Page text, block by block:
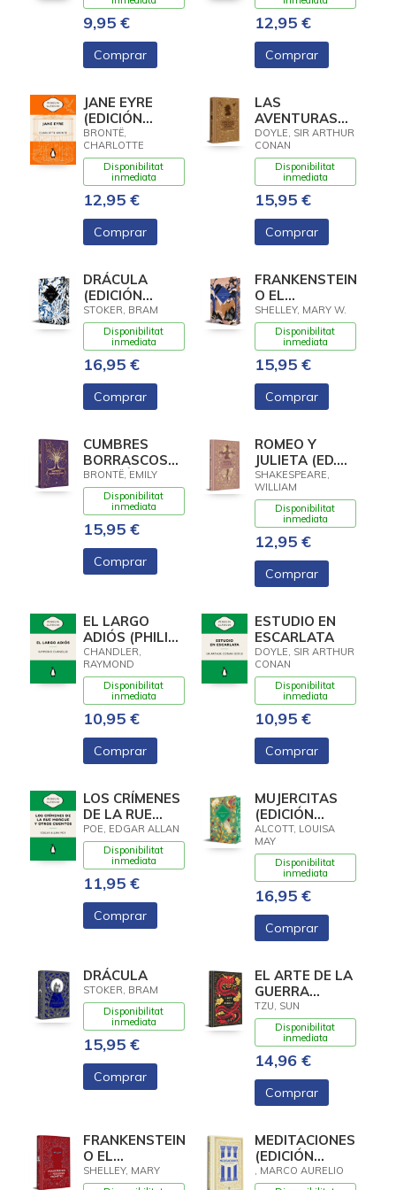
9,95 €
Comprar
CONMEMORATIVA)
12,95 €
Comprar
JANE EYRE
(EDICIÓN
CONMEMORATIVA)
BRONTË,
CHARLOTTE
Disponibilitat
inmediata
12,95 €
Comprar
LAS
AVENTURAS
DE SHERLOCK
HOLMES
(EDICIÓN
ESPECIAL EN
TAPA DURA)
DOYLE, SIR ARTHUR
CONAN
Disponibilitat
inmediata
15,95 €
Comprar
DRÁCULA
(EDICIÓN
CANTOS
TINTADOS)
STOKER, BRAM
Disponibilitat
inmediata
16,95 €
Comprar
FRANKENSTEIN
O EL
MODERNO
PROMETEO
(EDICIÓN
CANTOS
TINTADOS)
SHELLEY, MARY W.
Disponibilitat
inmediata
15,95 €
Comprar
CUMBRES
BORRASCOSAS
(EDICIÓN
ESPECIAL EN
TAPA DURA)
BRONTË, EMILY
Disponibilitat
inmediata
15,95 €
Comprar
ROMEO Y
JULIETA (ED.
CONMEMORATIVA)
SHAKESPEARE,
WILLIAM
Disponibilitat
inmediata
12,95 €
Comprar
EL LARGO
ADIÓS (PHILIP
MARLOWE 6)
CHANDLER,
RAYMOND
Disponibilitat
inmediata
10,95 €
Comprar
ESTUDIO EN
ESCARLATA
DOYLE, SIR ARTHUR
CONAN
Disponibilitat
inmediata
10,95 €
Comprar
LOS CRÍMENES
DE LA RUE
MORGUE Y
OTROS
CUENTOS
(FLASH
RELATOS)
POE, EDGAR ALLAN
Disponibilitat
inmediata
11,95 €
Comprar
MUJERCITAS
(EDICIÓN
ESPECIAL
LIMITADA)
ALCOTT, LOUISA
MAY
Disponibilitat
inmediata
16,95 €
Comprar
DRÁCULA
STOKER, BRAM
Disponibilitat
inmediata
15,95 €
Comprar
EL ARTE DE LA
GUERRA
(NUEVA
TRADUCCIÓN)
(EDICIÓN
ESPECIAL EN
TAPA DURA)
TZU, SUN
Disponibilitat
inmediata
14,96 €
Comprar
FRANKENSTEIN
O EL
MODERNO
SHELLEY, MARY
MEDITACIONES
(EDICIÓN
ESPECIAL EN
, MARCO AURELIO